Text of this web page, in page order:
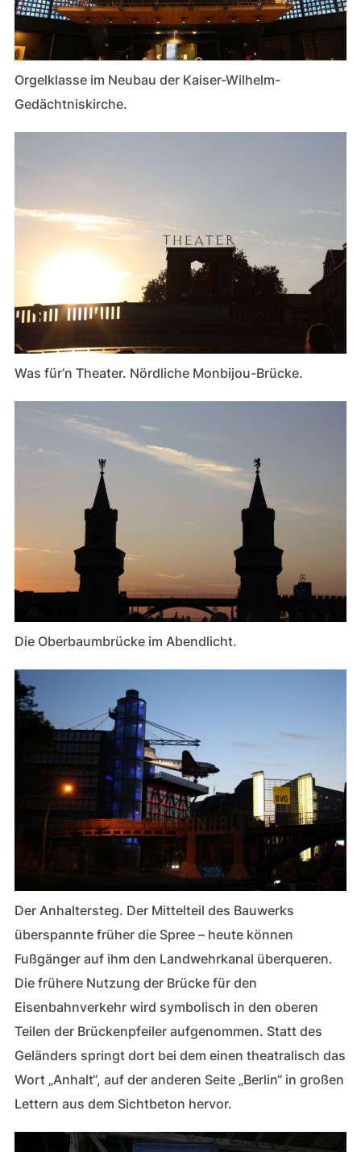
Orgelklasse im Neubau der Kaiser-Wilhelm-
Gedächtniskirche.
Was für’n Theater. Nördliche Monbijou-Brücke.
Die Oberbaumbrücke im Abendlicht.
Der Anhaltersteg. Der Mittelteil des Bauwerks
überspannte früher die Spree – heute können
Fußgänger auf ihm den Landwehrkanal überqueren.
Die frühere Nutzung der Brücke für den
Eisenbahnverkehr wird symbolisch in den oberen
Teilen der Brückenpfeiler aufgenommen. Statt des
Geländers springt dort bei dem einen theatralisch das
Wort „Anhalt“, auf der anderen Seite „Berlin“ in großen
Lettern aus dem Sichtbeton hervor.